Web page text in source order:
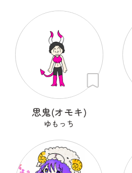
思鬼(オモキ)
ゆもっち